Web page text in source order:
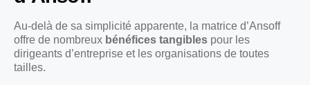
Au-delà de sa simplicité apparente, la matrice d’Ansoff
offre de nombreux bénéfices tangibles pour les
dirigeants d’entreprise et les organisations de toutes
tailles.